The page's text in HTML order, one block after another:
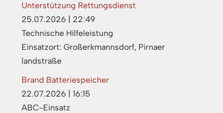
Unterstützung Rettungsdienst
25.07.2026 | 22:49
Technische Hilfeleistung
Einsatzort: Großerkmannsdorf, Pirnaer
landstraße
Brand Batteriespeicher
22.07.2026 | 16:15
ABC-Einsatz